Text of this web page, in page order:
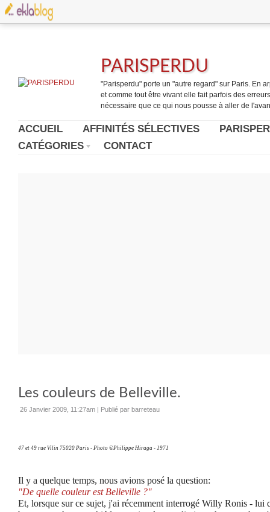
PARISPERDU
"Parisperdu" porte un "autre regard" sur Paris. En
et comme tout être vivant elle fait parfois des
nécessaire que ce qui nous pousse à aller de
ACCUEIL AFFINITÉS SÉLECTIVES
CATÉGORIES
CONTACT
Les couleurs de Belleville.
26 Janvier 2009, 11:27am | Publié par barreteau
47 et 49 rue Vilin 75020 Paris - Photo ©Philippe Hiraga - 1971
Il y a quelque temps, nous avions posé la question:
"De quelle couleur est Belleville ?"
Et, lorsque sur ce sujet, j'ai récemment interrogé Willy Ronis - lui